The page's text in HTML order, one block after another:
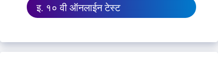
इ. १० वी ऑनलाईन टेस्ट